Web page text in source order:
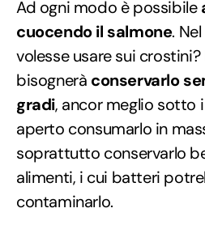
Ad ogni modo è possibile
cuocendo il salmone.
volesse usare sui crostini?
bisognerà conservarlo
gradi, ancor meglio sotto
aperto consumarlo in
soprattutto conservarlo
alimenti, i cui batteri
contaminarlo.